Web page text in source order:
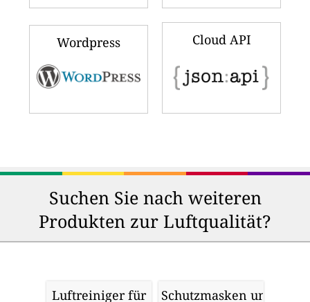
Wordpress Cloud API
Suchen Sie nach weiteren
Produkten zur Luftqualität?
Luftreiniger für
Schutzmasken und